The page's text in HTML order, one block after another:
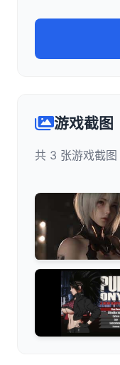
游戏截图
共 3 张游戏截图